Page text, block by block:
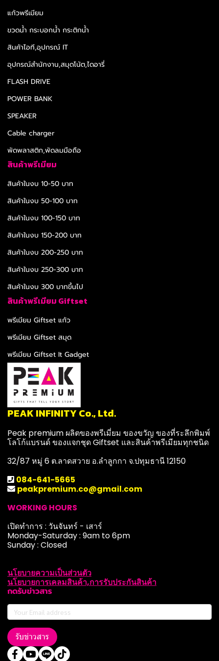
แก้วพรีเมียม
ขวดน้ำ กระบอกน้ำ กระติกน้ำ
สินค้าไอที,อุปกรณ์ IT
อุปกรณ์สำนักงาน,สมุดโน้ต,ไดอารี่
FLASH DRIVE
POWER BANK
SPEAKER
Cable charger
พัดพลาสติก,พัดลมมือถือ
สินค้าพรีเมียม
สินค้าในงบ 10-50 บาท
สินค้าในงบ 50-100 บาท
สินค้าในงบ 100-150 บาท
สินค้าในงบ 150-200 บาท
สินค้าในงบ 200-250 บาท
สินค้าในงบ 250-300 บาท
สินค้าในงบ 300 บาทขึ้นไป
สินค้าพรีเมียม Giftset
พรีเมียม Giftset แก้ว
พรีเมียม Giftset สมุด
พรีเมียม Giftset It Gadget
PEAK INFINITY Co., Ltd.
Peak premium ผลิตของพรีเมี่ยม ของขวัญ ของที่ระลึกพิมพ์
โลโก้แบรนด์ ของแจกชุด Giftset และสินค้าพรีเมียมทุกชนิด
32/87 หมู่ 6 ต.ลาดสวาย อ.ลำลูกกา จ.ปทุมธานี 12150
084-641-5665
peakpremium.co@gmail.com
WORKING HOURS
เปิดทำการ : วันจันทร์ - เสาร์
Monday-Saturday : 9am to 6pm
Sunday : Closed
นโยบายความเป็นส่วนตัว
นโยบายการเคลมสินค้า,การรับประกันสินค้า
กดรับข่าวสาร
รับข่าวสาร